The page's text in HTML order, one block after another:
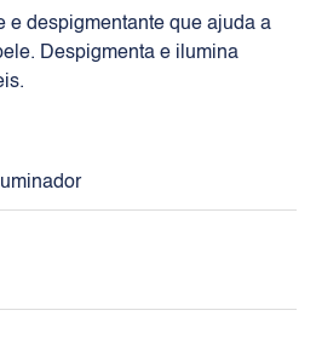
e despigmentante que ajuda a
Despigmenta e ilumina